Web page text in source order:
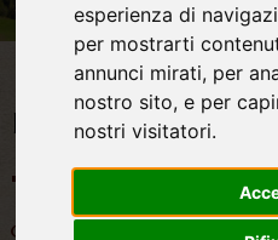
esperienza di
per mostrarti
annunci mirati, per
nostro sito, e per
nostri visitatori.
Eventi nei dintorni
Manifestazioni